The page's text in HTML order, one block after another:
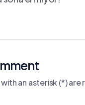
an asterisk (*) are